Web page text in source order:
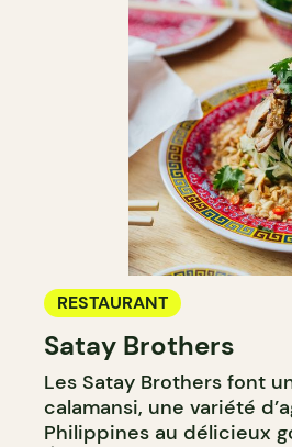
RESTAURANT
Satay Brothers
Les Satay Brothers font
calamansi, une variété
Philippines au délicieux